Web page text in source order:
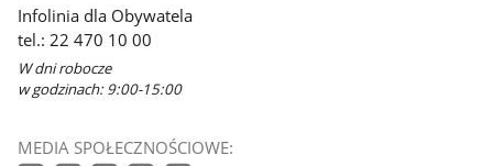
Infolinia dla Obywatela
tel.: 22 470 10 00
W dni robocze
w godzinach: 9:00-15:00
MEDIA SPOŁECZNOŚCIOWE: